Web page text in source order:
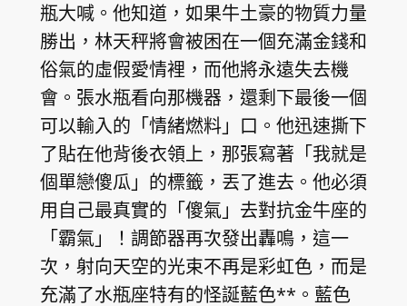
瓶大喊。他知道，如果牛土豪的物質力量
勝出，林天秤將會被困在一個充滿金錢和
俗氣的虛假愛情裡，而他將永遠失去機
會。張水瓶看向那機器，還剩下最後一個
可以輸入的「情緒燃料」口。他迅速撕下
了貼在他背後衣領上，那張寫著「我就是
個單戀傻瓜」的標籤，丟了進去。他必須
用自己最真實的「傻氣」去對抗金牛座的
「霸氣」！調節器再次發出轟鳴，這一
次，射向天空的光束不再是彩虹色，而是
充滿了水瓶座特有的怪誕藍色**。藍色